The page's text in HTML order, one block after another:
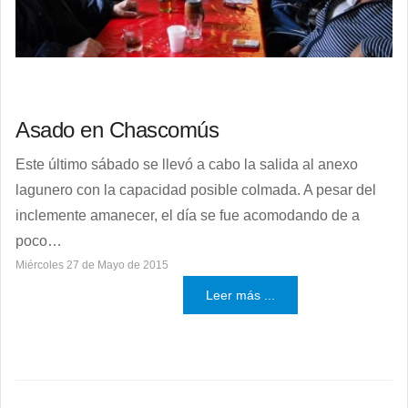
Asado en Chascomús
Este último sábado se llevó a cabo la salida al anexo
lagunero con la capacidad posible colmada. A pesar del
inclemente amanecer, el día se fue acomodando de a
poco…
Miércoles 27 de Mayo de 2015
Leer más ...